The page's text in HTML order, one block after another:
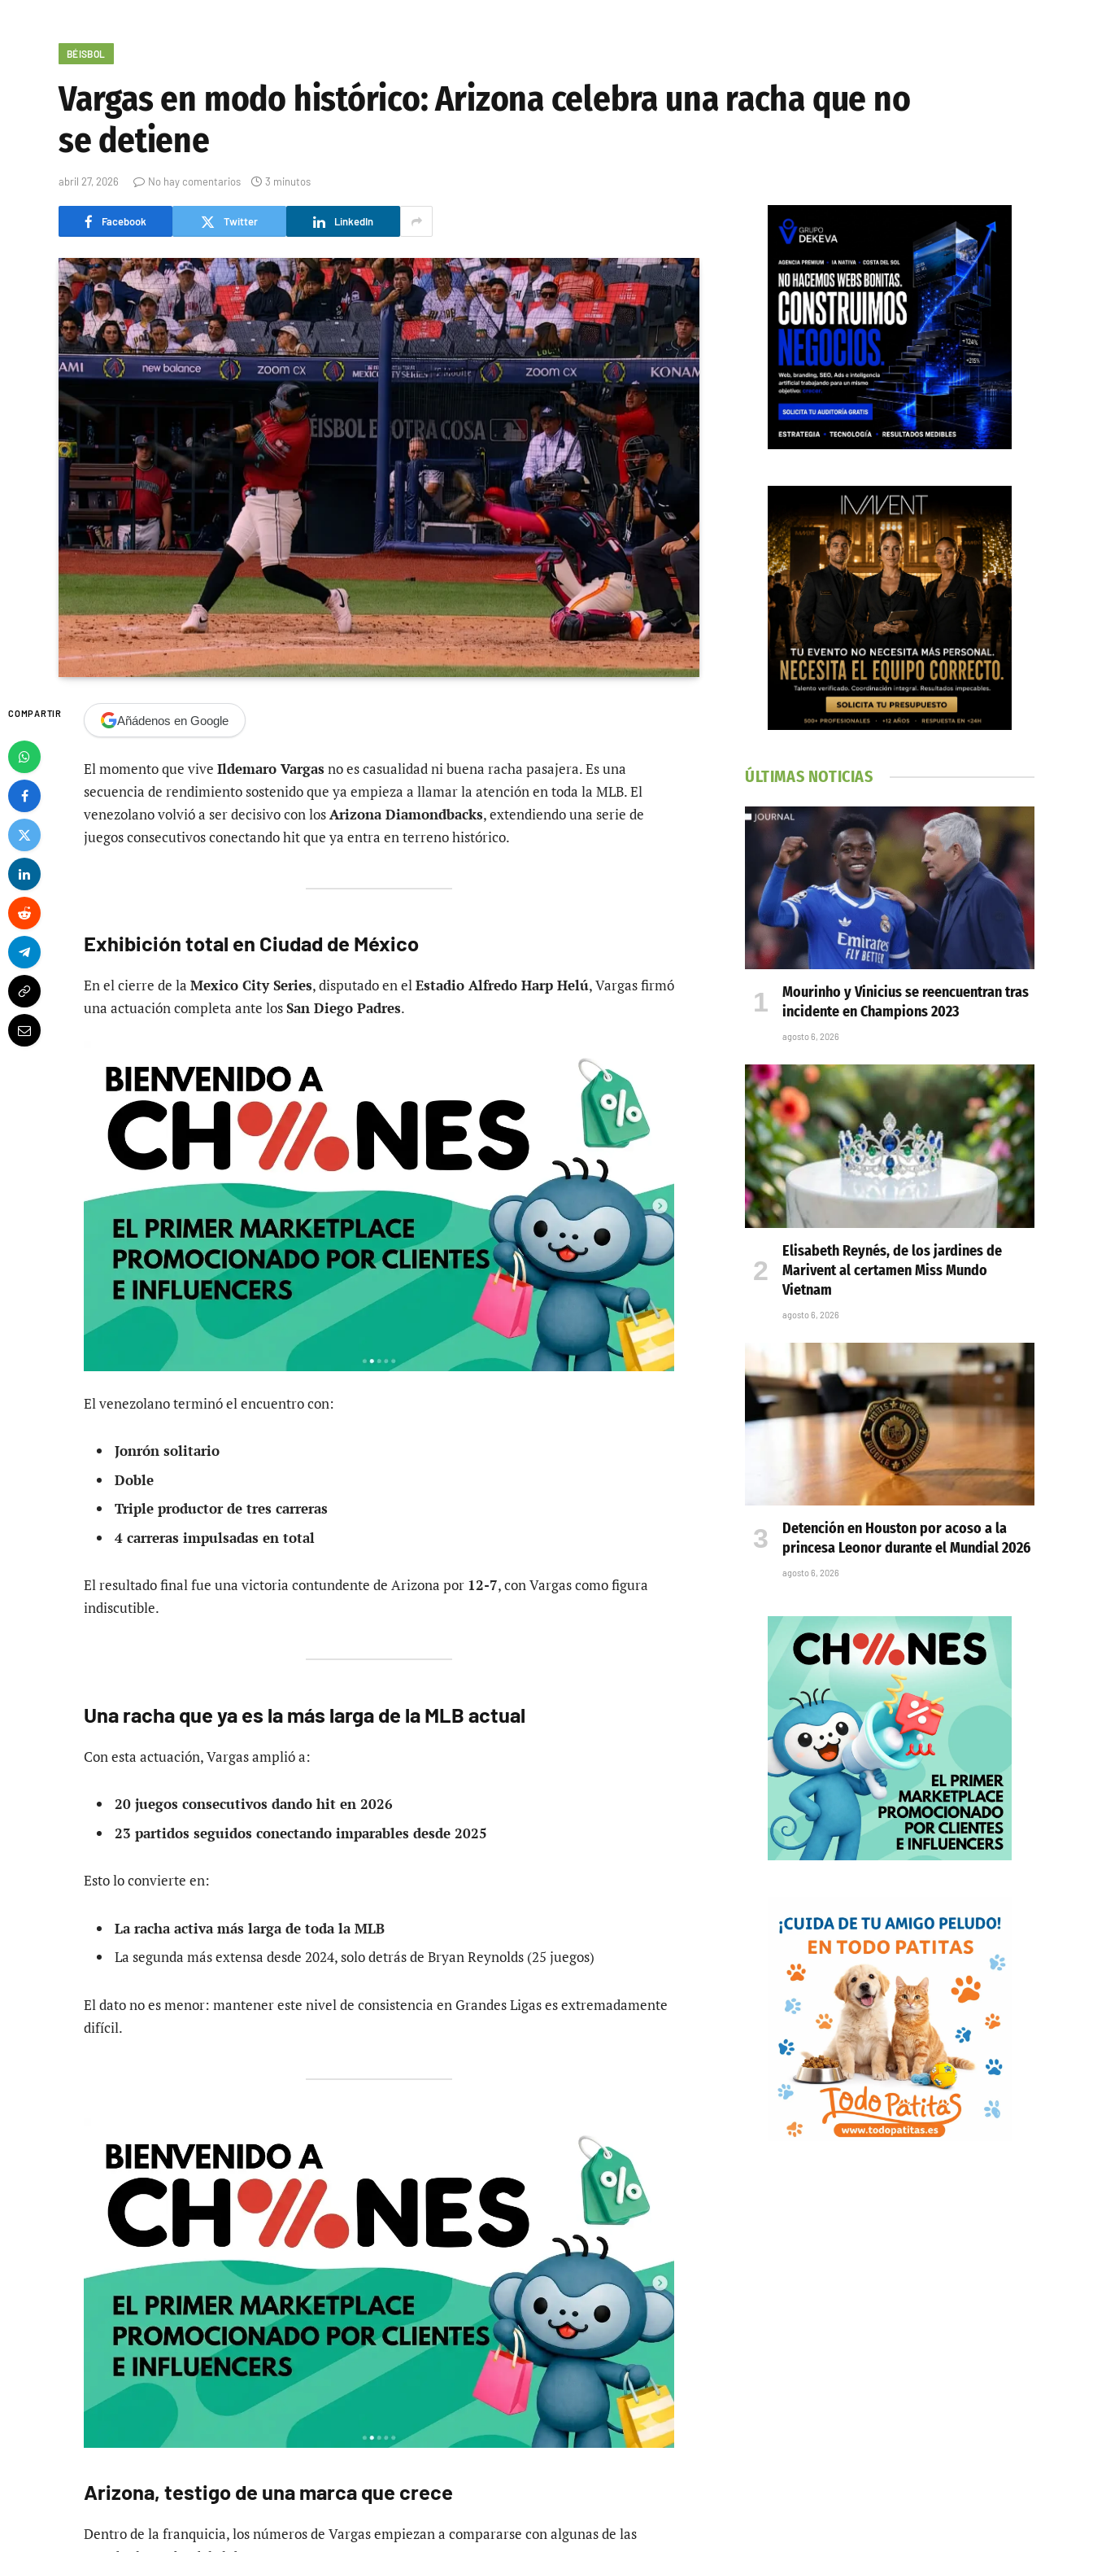
BÉISBOL
Vargas en modo histórico: Arizona celebra una racha que no
se detiene
abril 27, 2026 No hay comentarios 3 minutos
Facebook Twitter LinkedIn
COMPARTIR Añádenos en Google
El momento que vive Ildemaro Vargasno es casualidad ni buena racha pasajera. Es una
secuencia de rendimiento sostenido que ya empieza a llamar la atención en toda la MLB. El
venezolano volvió a ser decisivo con losArizona Diamondbacks, extendiendo una serie de
juegos consecutivos conectando hit que ya entra en terreno histórico.
Exhibición total en Ciudad de México
En el cierre de la Mexico City Series, disputado en elEstadio Alfredo Harp Helú, Vargas firmó
una actuación completa ante losSan Diego Padres.
El venezolano terminó el encuentro con:
Jonrón solitario
Doble
Triple productor de tres carreras
4 carreras impulsadas en total
El resultado final fue una victoria contundente de Arizona por 12-7, con Vargas como figura
indiscutible.
Una racha que ya es la más larga de la MLB actual
Con esta actuación, Vargas amplió a:
20 juegos consecutivos dando hit en 2026
23 partidos seguidos conectando imparables desde 2025
Esto lo convierte en:
La racha activa más larga de toda la MLB
La segunda más extensa desde 2024, solo detrás de Bryan Reynolds (25 juegos)
El dato no es menor: mantener este nivel de consistencia en Grandes Ligas es extremadamente
difícil.
Arizona, testigo de una marca que crece
Dentro de la franquicia, los números de Vargas empiezan a compararse con algunas de las
ÚLTIMAS NOTICIAS
Mourinho y Vinicius se reencuentran tras
incidente en Champions 2023
agosto 6, 2026
Elisabeth Reynés, de los jardines de
Marivent al certamen Miss Mundo
Vietnam
agosto 6, 2026
Detención en Houston por acoso a la
princesa Leonor durante el Mundial 2026
agosto 6, 2026